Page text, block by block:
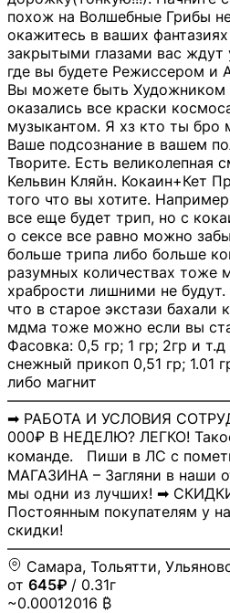
похож на Волшебные Грибы
окажитесь в ваших
закрытыми глазами вас ждут
где вы будете Режиссером и
Вы можете быть Художником
оказались все краски
музыкантом. Я хз кто ты бро
Ваше подсознание в вашем
Творите. Есть великолепная
Кельвин Кляйн. Кокаин+Кет
того что вы хотите.
все еще будет трип, но с
о сексе все равно можно
больше трипа либо больше
разумных количествах тоже
храбрости лишними не
что в старое экстази бахали
мдма тоже можно если вы
Фасовка: 0,5 гр; 1 гр; 2гр и
снежный прикоп 0,51 гр; 1.01
либо магнит
➡ РАБОТА И УСЛОВИЯ
000₽ В НЕДЕЛЮ? ЛЕГКО!
команде. Пиши в ЛС с
МАГАЗИНА – Загляни в наши
мы одни из лучших! ➡
Постоянным покупателям у
скидки!
Самара, Тольятти,
от 645₽ / 0.31г
~0.00012016 ₿